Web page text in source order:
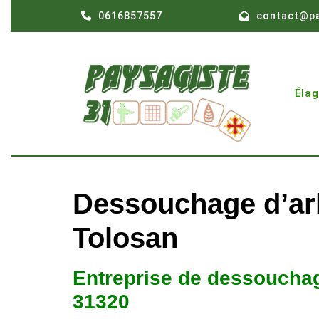
0616857557
Dessouchage
Tolosan
Entreprise de
31320